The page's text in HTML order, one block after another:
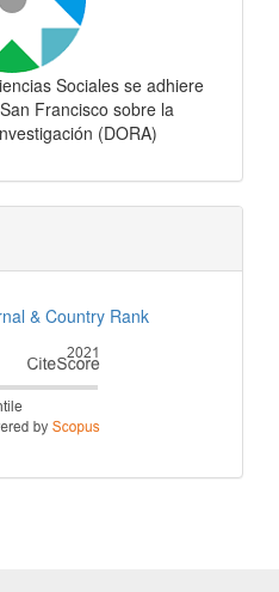
Sociales se adhiere
Francisco sobre la
(DORA)